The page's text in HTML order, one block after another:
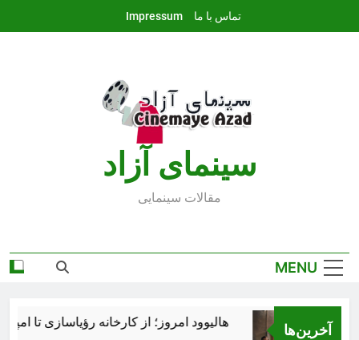
تماس با ما Impressum
سينماى آزاد
مقالات سينمايى
MENU
آخرین‌ها هالیوود امروز؛ از کارخانه رؤیاسازی تا